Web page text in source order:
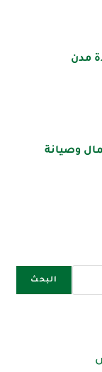
مدن
البحث